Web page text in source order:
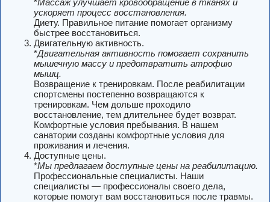
ускоряет процесс восстановления.
Диету. Правильное питание помогает организму
быстрее восстановиться.
Двигательную активность.
*Двигательная активность помогает сохранить
мышечную массу и предотвратить атрофию
мышц.
Возвращение к тренировкам. После реабилитации
спортсмены постепенно возвращаются к
тренировкам. Чем дольше проходило
восстановление, тем длительнее будет возврат.
Комфортные условия пребывания. В нашем
санатории созданы комфортные условия для
проживания и лечения.
Доступные цены.
*Мы предлагаем доступные цены на реабилитацию.
Профессиональные специалисты. Наши
специалисты — профессионалы своего дела,
которые помогут вам восстановиться после травмы.